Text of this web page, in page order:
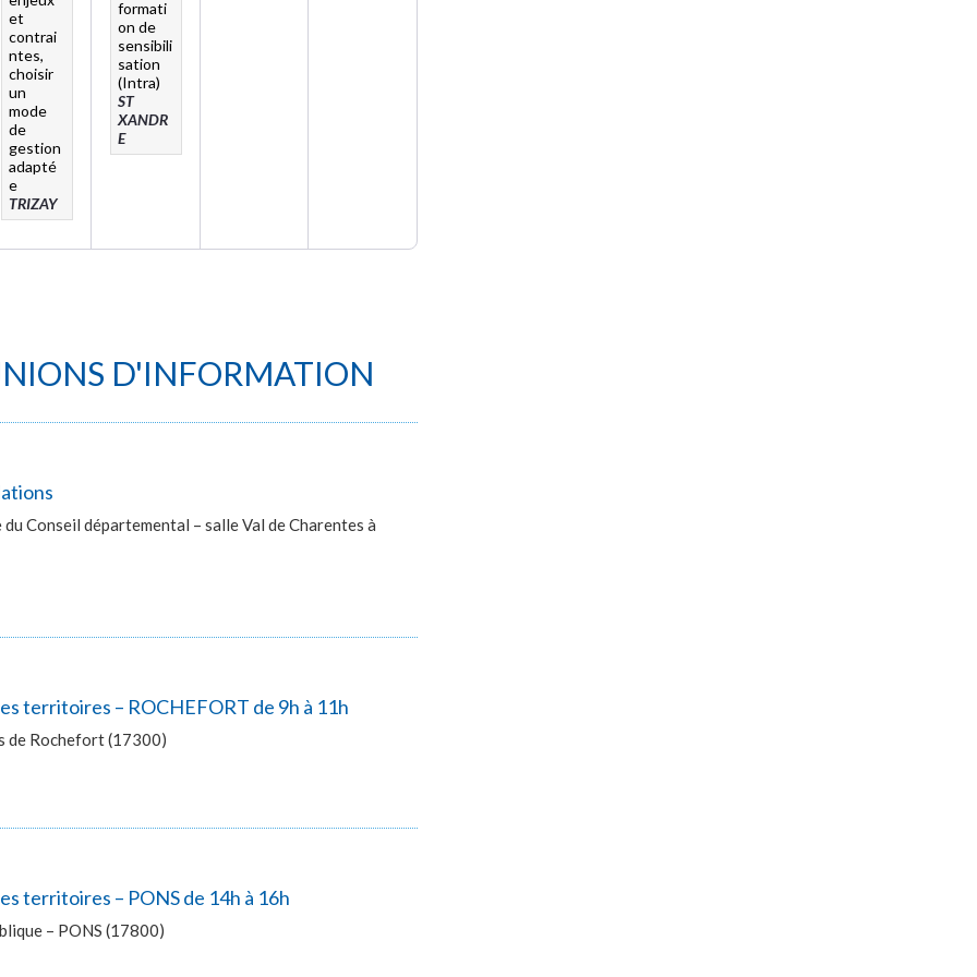
et
contrai
ntes,
choisir
un
mode
de
gestion
adapté
e
TRIZAY
formati
on de
sensibili
sation
(Intra)
ST
XANDR
E
D'INFORMATION
Conseil départemental – salle Val de Charentes à
territoires – ROCHEFORT de 9h à 11h
de Rochefort (17300)
territoires – PONS de 14h à 16h
– PONS (17800)